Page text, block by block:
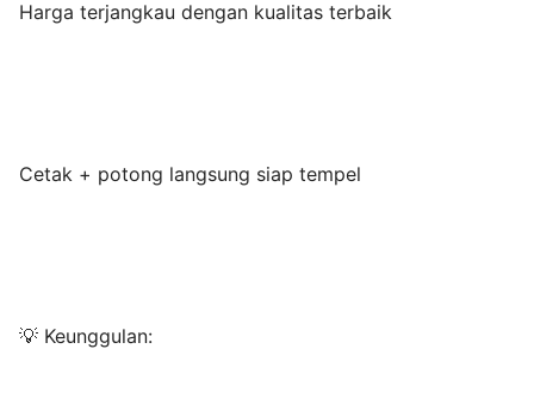
Harga terjangkau dengan kualitas terbaik
Cetak + potong langsung siap tempel
💡 Keunggulan: